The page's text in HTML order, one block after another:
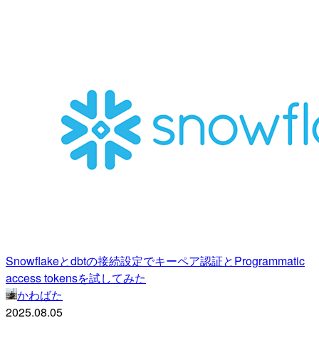
Snowflakeとdbtの接続設定でキーペア認証とProgrammatic
access tokensを試してみた
かわばた
2025.08.05